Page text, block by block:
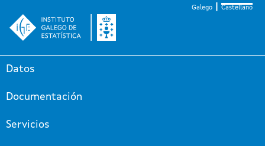
Galego Castellano
Datos
Documentación
Servicios